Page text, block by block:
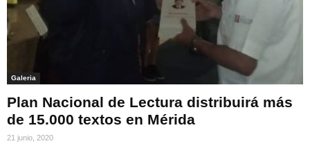
Galeria
Plan Nacional de Lectura distribuirá más
de 15.000 textos en Mérida
21 junio, 2020